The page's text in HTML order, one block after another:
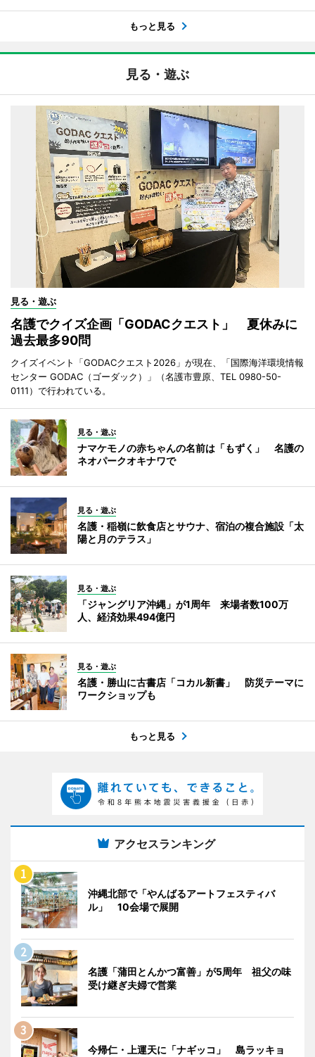
もっと見る
見る・遊ぶ
見る・遊ぶ
名護でクイズ企画「GODACクエスト」 夏休みに
過去最多90問
クイズイベント「GODACクエスト2026」が現在、「国際海洋環境情報
センター GODAC（ゴーダック）」（名護市豊原、TEL 0980-50-
0111）で行われている。
見る・遊ぶ
ナマケモノの赤ちゃんの名前は「もずく」 名護の
ネオパークオキナワで
見る・遊ぶ
名護・稲嶺に飲食店とサウナ、宿泊の複合施設「太
陽と月のテラス」
見る・遊ぶ
「ジャングリア沖縄」が1周年 来場者数100万
人、経済効果494億円
見る・遊ぶ
名護・勝山に古書店「コカル新書」 防災テーマに
ワークショップも
もっと見る
アクセスランキング
沖縄北部で「やんばるアートフェスティバ
ル」 10会場で展開
名護「蒲田とんかつ富善」が5周年 祖父の味
受け継ぎ夫婦で営業
今帰仁・上運天に「ナギッコ」 島ラッキョ